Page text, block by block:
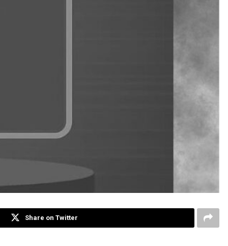
Share on Twitter